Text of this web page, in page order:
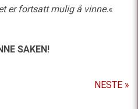
er fortsatt mulig å vinne.«
SAKEN!
NESTE »